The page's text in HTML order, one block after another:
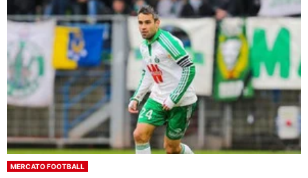
MERCATO FOOTBALL